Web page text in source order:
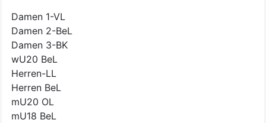
Damen 1-VL
Damen 2-BeL
Damen 3-BK
wU20 BeL
Herren-LL
Herren BeL
mU20 OL
mU18 BeL